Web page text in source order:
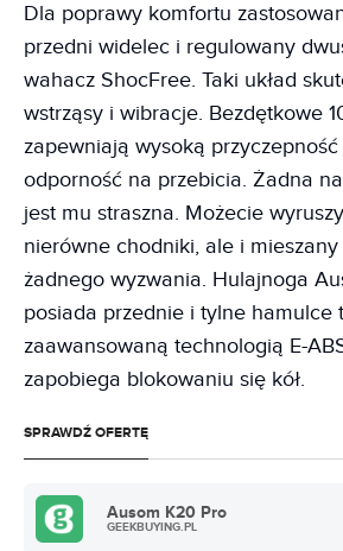
Dla poprawy komfortu
przedni widelec i regulowany
wahacz ShocFree. Taki układ
wstrząsy i wibracje. Bezdętkowe
zapewniają wysoką
odporność na przebicia. Żadna
jest mu straszna. Możecie
nierówne chodniki, ale i
żadnego wyzwania. Hulajnoga
posiada przednie i tylne hamulce
zaawansowaną technologią E-
zapobiega blokowaniu się kół.
SPRAWDŹ OFERTĘ
Ausom K20 Pro
GEEKBUYING.PL